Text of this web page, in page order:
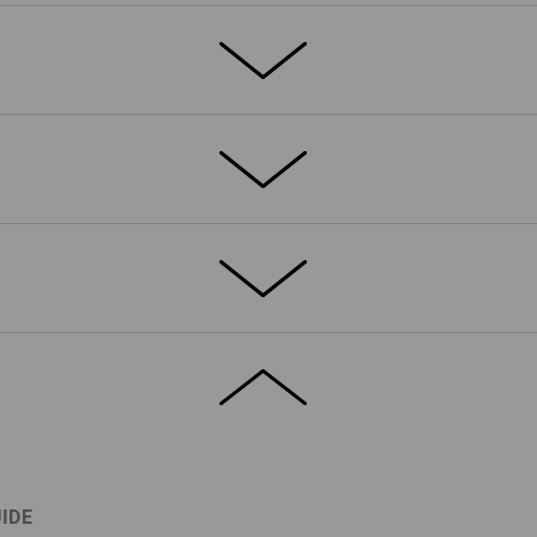
EXTRA
med lockI SVÄNGARNA
är en extraficka. Den hålls säkert
gå sönder.